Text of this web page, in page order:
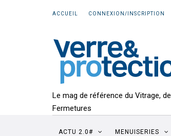
ACCUEIL CONNEXION/INSCRIPTION
Le mag de référence du Vitrage,
Fermetures
ACTU 2.0# MENUISERIES